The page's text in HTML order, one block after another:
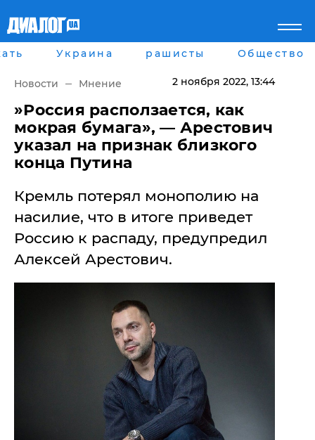
Главная
рассея
Мир
Беларусь
Военное обозрение
Наука и Техника
Экономика
Блоги
Пресса
Шоу-биз
Здоровье
Спорт
Культура
Города
Харьков
Днепр
Львов
Стиль Диалога
Шоу-биз
Культура
Общество
Авторское
Мнение
Украина рашисты Общество
Новости Мнение 2 ноября 2022, 13:44
​»Россия расползается, как
мокрая бумага», — Арестович
указал на признак близкого
конца Путина
Кремль потерял монополию на
насилие, что в итоге приведет
Россию к распаду, предупредил
Алексей Арестович.